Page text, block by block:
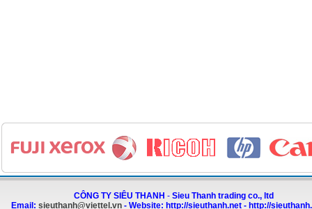
CÔNG TY SIÊU THANH -Sieu Thanh trading co., ltd
Email:sieuthanh@viettel.vn -Website: http://sieuthanh.net - http://